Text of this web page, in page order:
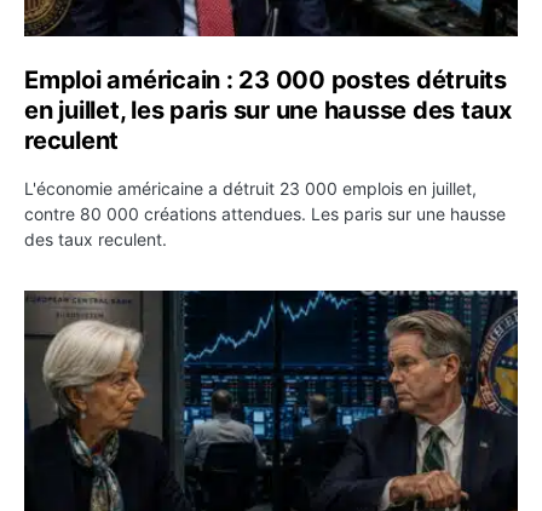
Emploi américain : 23 000 postes détruits
en juillet, les paris sur une hausse des taux
reculent
L'économie américaine a détruit 23 000 emplois en juillet,
contre 80 000 créations attendues. Les paris sur une hausse
des taux reculent.
Yen : Washington a vendu des euros sans prévenir la